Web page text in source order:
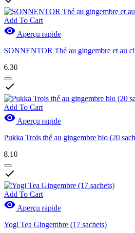
Add To Cart
 Aperçu rapide
SONNENTOR Thé au gingembre et au
6.30

Add To Cart
 Aperçu rapide
Pukka Trois thé au gingembre bio (20
8.10

Add To Cart
 Aperçu rapide
Yogi Tea Gingembre (17 sachets)